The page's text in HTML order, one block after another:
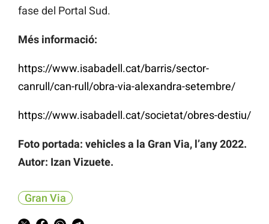
fase del Portal Sud.
Més informació:
https://www.isabadell.cat/barris/sector-
canrull/can-rull/obra-via-alexandra-setembre/
https://www.isabadell.cat/societat/obres-destiu/
Foto portada: vehicles a la Gran Via, l’any 2022.
Autor: Izan Vizuete.
Gran Via